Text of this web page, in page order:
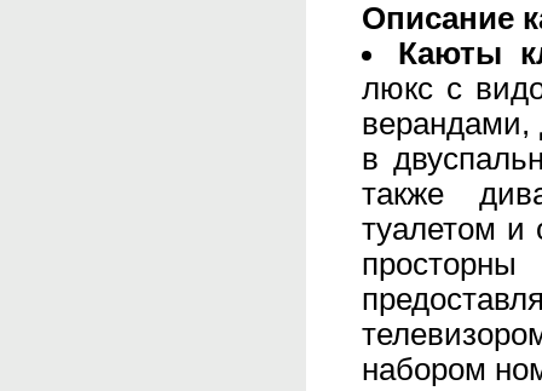
Описание
Каюты
люкс с
верандами,
в
также
туалетом
набором